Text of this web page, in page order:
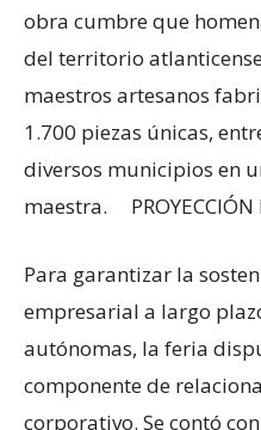
obra cumbre que
del territorio
maestros artesanos
1.700 piezas únicas,
diversos municipios en
maestra. PROYECCIÓN
Para garantizar la
empresarial a largo
autónomas, la feria
componente de
corporativo. Se contó